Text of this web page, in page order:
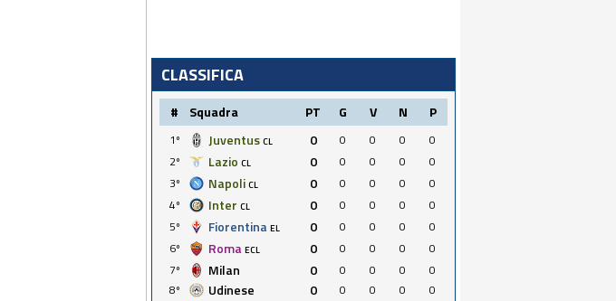
CLASSIFICA
# Squadra PT G V N P
1º Juventus CL 0 0 0 0
0
2º
Lazio CL 0 0 0 0
0
3º
Napoli CL 0 0 0 0
0
4º
Inter CL 0 0 0 0
0
5º
Fiorentina EL 0 0 0 0
0
6º
Roma ECL 0 0 0 0
0
7º
Milan 0 0 0 0
0
8º
Udinese 0 0 0 0
0